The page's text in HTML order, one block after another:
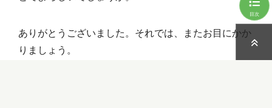
ありがとうございました。それでは、またお目にかか
りましょう。
目次